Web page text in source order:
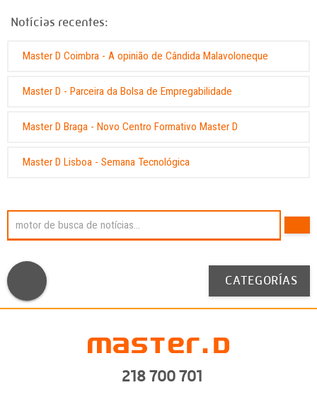
Notícias recentes:
Master D Coimbra - A opinião de Cândida Malavoloneque
Master D - Parceira da Bolsa de Empregabilidade
Master D Braga - Novo Centro Formativo Master D
Master D Lisboa - Semana Tecnológica
CATEGORÍAS
218 700 701